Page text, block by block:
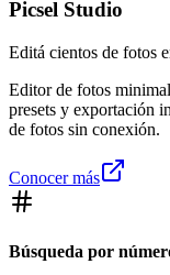
Picsel Studio
Editá cientos de fotos
Editor de fotos
presets y exportación
de fotos sin conexión.
Conocer más
Búsqueda por